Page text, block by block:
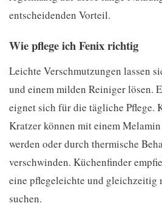
entscheidenden Vorteil.
Wie pflege ich Fenix richtig
Leichte Verschmutzungen lassen
und einem milden Reiniger lösen.
eignet sich für die tägliche Pflege.
Kratzer können mit einem
werden oder durch thermische
verschwinden. Küchenfinder
eine pflegeleichte und gleichzeitig
suchen.